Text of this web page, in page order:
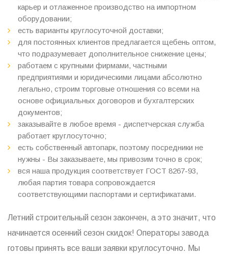
карьер и отлаженное производство на импортном
оборудовании;
есть варианты круглосуточной доставки;
для постоянных клиентов предлагается щебень оптом,
что подразумевает дополнительное снижение цены;
работаем с крупными фирмами, частными
предприятиями и юридическими лицами абсолютно
легально, строим торговые отношения со всеми на
основе официальных договоров и бухгалтерских
документов;
заказывайте в любое время - диспетчерская служба
работает круглосуточно;
есть собственный автопарк, поэтому посредники не
нужны - Вы заказываете, мы привозим точно в срок;
вся наша продукция соответствует ГОСТ 8267-93,
любая партия товара сопровождается
соответствующими паспортами и сертификатами.
Летний строительный сезон закончен, а это значит, что
начинается осенний сезон скидок! Операторы завода
готовы принять все ваши заявки круглосуточно. Мы